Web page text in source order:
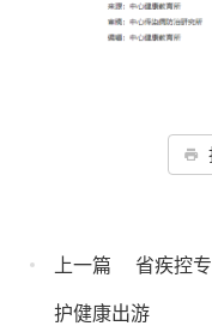
上一篇
省疾控
护健康出游